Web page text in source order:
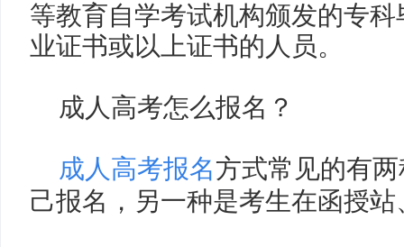
等教育自学考试机构颁发的专
业证书或以上证书的人员。
成人高考怎么报名？
成人高考报名方式常见的有
己报名，另一种是考生在函授